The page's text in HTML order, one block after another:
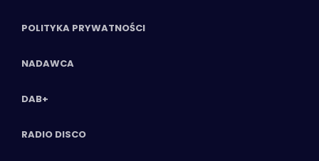
POLITYKA PRYWATNOŚCI
NADAWCA
DAB+
RADIO DISCO